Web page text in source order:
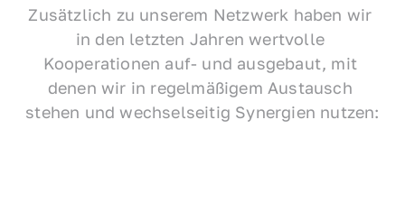
Zusätzlich zu unserem Netzwerk haben wir
in den letzten Jahren wertvolle
Kooperationen auf- und ausgebaut, mit
denen wir in regelmäßigem Austausch
stehen und wechselseitig Synergien nutzen: